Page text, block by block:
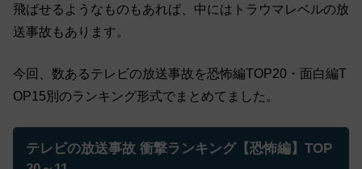
飛ばせるようなものもあれば、中にはトラウマレベルの放
送事故もあります。
今回、数あるテレビの放送事故を恐怖編TOP20・面白編T
OP15別のランキング形式でまとめてました。
テレビの放送事故 衝撃ランキング【恐怖編】TOP